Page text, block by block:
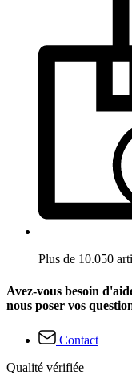
Plus de 10.050
Avez-vous besoin
nous poser vos
Contact
Qualité vérifiée